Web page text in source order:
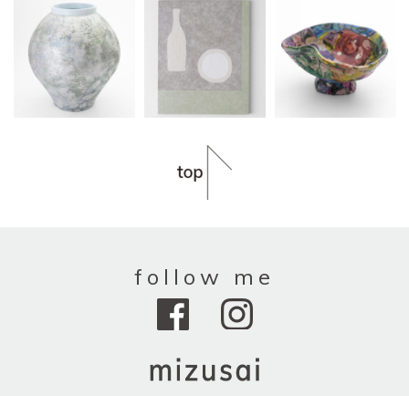
follow me